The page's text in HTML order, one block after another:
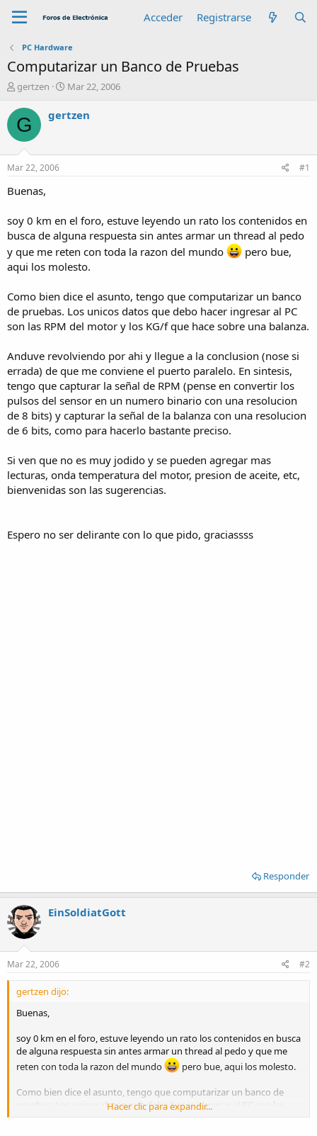
Acceder Registrarse
PC Hardware
Computarizar un Banco de Pruebas
A
t
o
r
gertzen
F
c
o
Mar 22, 2006
G gertzen
Mar 22, 2006 #1
Buenas,
soy 0 km en el foro, estuve leyendo un rato los contenidos en
busca de alguna respuesta sin antes armar un thread al pedo
y que me reten con toda la razon del mundo
pero bue,
aqui los molesto.
Como bien dice el asunto, tengo que computarizar un banco
de pruebas. Los unicos datos que debo hacer ingresar al PC
son las RPM del motor y los KG/f que hace sobre una balanza.
Anduve revolviendo por ahi y llegue a la conclusion (nose si
errada) de que me conviene el puerto paralelo. En sintesis,
tengo que capturar la señal de RPM (pense en convertir los
pulsos del sensor en un numero binario con una resolucion
de 8 bits) y capturar la señal de la balanza con una resolucion
de 6 bits, como para hacerlo bastante preciso.
Si ven que no es muy jodido y se pueden agregar mas
lecturas, onda temperatura del motor, presion de aceite, etc,
bienvenidas son las sugerencias.
Espero no ser delirante con lo que pido, graciassss
Responder
EinSoldiatGott
Mar 22, 2006 #2
gertzen dijo:
Buenas,
soy 0 km en el foro, estuve leyendo un rato los contenidos en busca
de alguna respuesta sin antes armar un thread al pedo y que me
reten con toda la razon del mundo
pero bue, aqui los molesto.
Como bien dice el asunto, tengo que computarizar un banco de
pruebas. Los unicos datos que debo hacer ingresar al PC son las
Hacer clic para expandir...